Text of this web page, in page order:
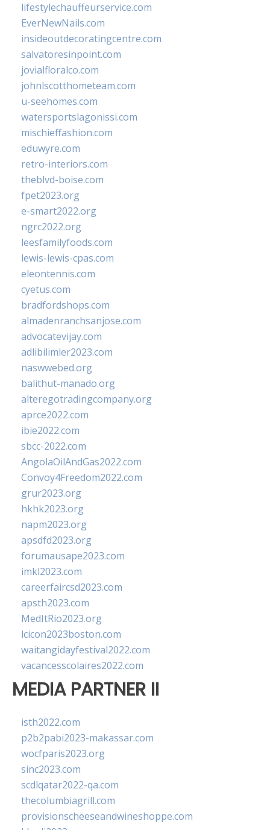
lifestylechauffeurservice.com
EverNewNails.com
insideoutdecoratingcentre.com
salvatoresinpoint.com
jovialfloralco.com
johnlscotthometeam.com
u-seehomes.com
watersportslagonissi.com
mischieffashion.com
eduwyre.com
retro-interiors.com
theblvd-boise.com
fpet2023.org
e-smart2022.org
ngrc2022.org
leesfamilyfoods.com
lewis-lewis-cpas.com
eleontennis.com
cyetus.com
bradfordshops.com
almadenranchsanjose.com
advocatevijay.com
adlibilimler2023.com
naswwebed.org
balithut-manado.org
alteregotradingcompany.org
aprce2022.com
ibie2022.com
sbcc-2022.com
AngolaOilAndGas2022.com
Convoy4Freedom2022.com
grur2023.org
hkhk2023.org
napm2023.org
apsdfd2023.org
forumausape2023.com
imkl2023.com
careerfaircsd2023.com
apsth2023.com
MedItRio2023.org
lcicon2023boston.com
waitangidayfestival2022.com
vacancesscolaires2022.com
MEDIA PARTNER II
isth2022.com
p2b2pabi2023-makassar.com
wocfparis2023.org
sinc2023.com
scdlqatar2022-qa.com
thecolumbiagrill.com
provisionscheeseandwineshoppe.com